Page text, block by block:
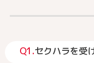
Q1.セクハラを受